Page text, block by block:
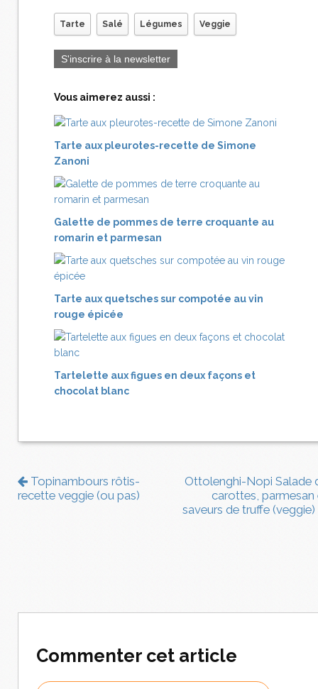
Tarte Salé Légumes Veggie
S'inscrire à la newsletter
Vous aimerez aussi :
Tarte aux pleurotes-recette de Simone
Zanoni
Galette de pommes de terre croquante au
romarin et parmesan
Tarte aux quetsches sur compotée au vin
rouge épicée
Tartelette aux figues en deux façons et
chocolat blanc
Topinambours rôtis-
recette veggie (ou pas)
Ottolenghi-Nopi Salade
carottes, parmesan
saveurs de truffe (veggie)
Commenter cet article